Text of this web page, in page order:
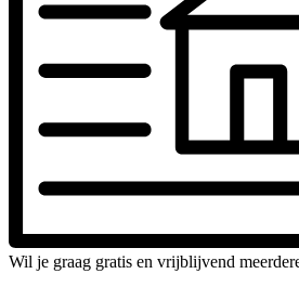
Wil je graag gratis en vrijblijvend